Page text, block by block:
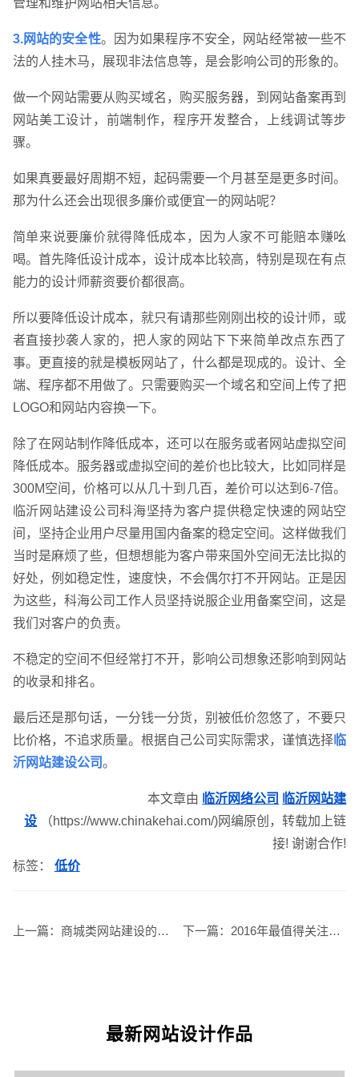
管理和维护网站相关信息。
3.网站的安全性。因为如果程序不安全，网站经常被一些不
法的人挂木马，展现非法信息等，是会影响公司的形象的。
做一个网站需要从购买域名，购买服务器，到网站备案再到
网站美工设计，前端制作，程序开发整合，上线调试等步
骤。
如果真要最好周期不短，起码需要一个月甚至是更多时间。
那为什么还会出现很多廉价或便宜一的网站呢？
简单来说要廉价就得降低成本，因为人家不可能赔本赚吆
喝。首先降低设计成本，设计成本比较高，特别是现在有点
能力的设计师薪资要价都很高。
所以要降低设计成本，就只有请那些刚刚出校的设计师，或
者直接抄袭人家的，把人家的网站下下来简单改点东西了
事。更直接的就是模板网站了，什么都是现成的。设计、全
端、程序都不用做了。只需要购买一个域名和空间上传了把
LOGO和网站内容换一下。
除了在网站制作降低成本，还可以在服务或者网站虚拟空间
降低成本。服务器或虚拟空间的差价也比较大，比如同样是
300M空间，价格可以从几十到几百，差价可以达到6-7倍。
临沂网站建设公司科海坚持为客户提供稳定快速的网站空
间，坚持企业用户尽量用国内备案的稳定空间。这样做我们
当时是麻烦了些，但想想能为客户带来国外空间无法比拟的
好处，例如稳定性，速度快，不会偶尔打不开网站。正是因
为这些，科海公司工作人员坚持说服企业用备案空间，这是
我们对客户的负责。
不稳定的空间不但经常打不开，影响公司想象还影响到网站
的收录和排名。
最后还是那句话，一分钱一分货，别被低价忽悠了，不要只
比价格，不追求质量。根据自己公司实际需求，谨慎选择 临
沂网站建设公司。
本文章由 临沂网络公司
临沂网站建
设 （https://www.chinakehai.com/)网编原创，转载加上链
接! 谢谢合作!
标签：
低价
上一篇： 商城类网站建设的应做好五个方面 下一篇： 2016年最值得关注的网页设计趋势，临沂网站建设总结分享
最新网站设计作品
企业网站建设 · 营销型网站建设 · SEO搜索优
GEO生成式引擎优化
微信小程序开发 ·